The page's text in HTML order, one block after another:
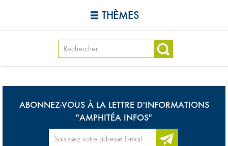
THÈMES
ABONNEZ-VOUS À LA LETTRE D'INFORMATIONS
"AMPHITÉA INFOS"